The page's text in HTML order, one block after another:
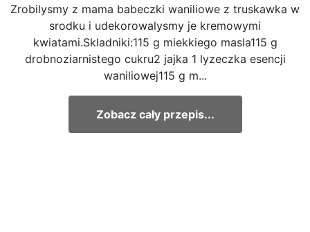
Zrobilysmy z mama babeczki waniliowe z truskawka w
srodku i udekorowalysmy je kremowymi
kwiatami.Skladniki:115 g miekkiego masla115 g
drobnoziarnistego cukru2 jajka 1 lyzeczka esencji
waniliowej115 g m...
Zobacz cały przepis...